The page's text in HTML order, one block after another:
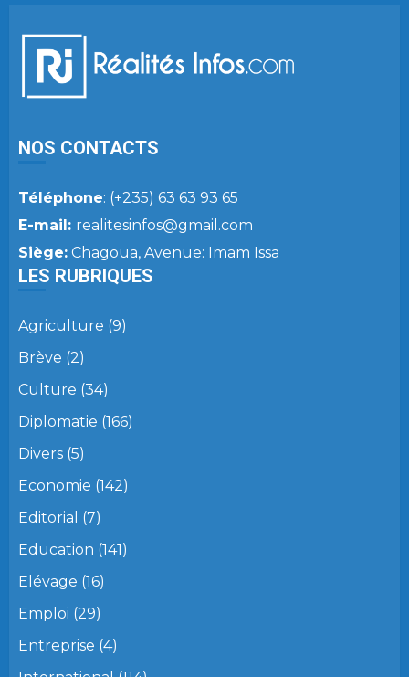
NOS CONTACTS
Téléphone: (+235) 63 63 93 65
E-mail: realitesinfos@gmail.com
Siège: Chagoua, Avenue: Imam Issa
LES RUBRIQUES
Agriculture (9)
Brève (2)
Culture (34)
Diplomatie (166)
Divers (5)
Economie (142)
Editorial (7)
Education (141)
Elévage (16)
Emploi (29)
Entreprise (4)